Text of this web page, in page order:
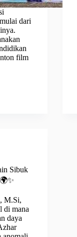
dari
film
Sibuk
M.Si,
di mana
daya